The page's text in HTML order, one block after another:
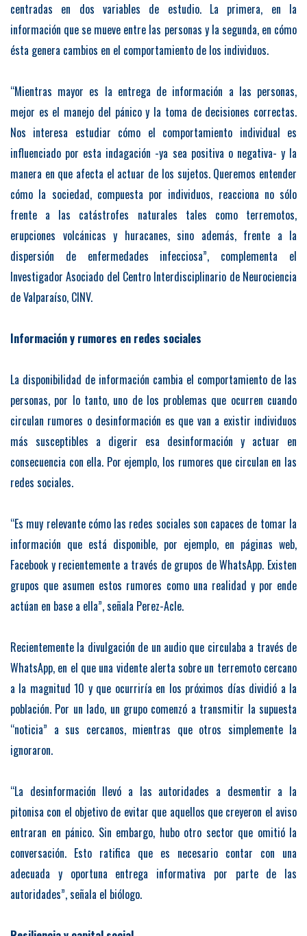
centradas en dos variables de estudio. La primera, en la
información que se mueve entre las personas y la segunda, en cómo
ésta genera cambios en el comportamiento de los individuos.
“Mientras mayor es la entrega de información a las personas,
mejor es el manejo del pánico y la toma de decisiones correctas.
Nos interesa estudiar cómo el comportamiento individual es
influenciado por esta indagación -ya sea positiva o negativa- y la
manera en que afecta el actuar de los sujetos. Queremos entender
cómo la sociedad, compuesta por individuos, reacciona no sólo
frente a las catástrofes naturales tales como terremotos,
erupciones volcánicas y huracanes, sino además, frente a la
dispersión de enfermedades infecciosa”, complementa el
Investigador Asociado del Centro Interdisciplinario de Neurociencia
de Valparaíso, CINV.
Información y rumores en redes sociales
La disponibilidad de información cambia el comportamiento de las
personas, por lo tanto, uno de los problemas que ocurren cuando
circulan rumores o desinformación es que van a existir individuos
más susceptibles a digerir esa desinformación y actuar en
consecuencia con ella. Por ejemplo, los rumores que circulan en las
redes sociales.
“Es muy relevante cómo las redes sociales son capaces de tomar la
información que está disponible, por ejemplo, en páginas web,
Facebook y recientemente a través de grupos de WhatsApp. Existen
grupos que asumen estos rumores como una realidad y por ende
actúan en base a ella”, señala Perez-Acle.
Recientemente la divulgación de un audio que circulaba a través de
WhatsApp, en el que una vidente alerta sobre un terremoto cercano
a la magnitud 10 y que ocurriría en los próximos días dividió a la
población. Por un lado, un grupo comenzó a transmitir la supuesta
“noticia” a sus cercanos, mientras que otros simplemente la
ignoraron.
“La desinformación llevó a las autoridades a desmentir a la
pitonisa con el objetivo de evitar que aquellos que creyeron el aviso
entraran en pánico. Sin embargo, hubo otro sector que omitió la
conversación. Esto ratifica que es necesario contar con una
adecuada y oportuna entrega informativa por parte de las
autoridades”, señala el biólogo.